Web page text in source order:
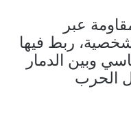
عبر
ربط فيها
وبين الدمار
الحرب